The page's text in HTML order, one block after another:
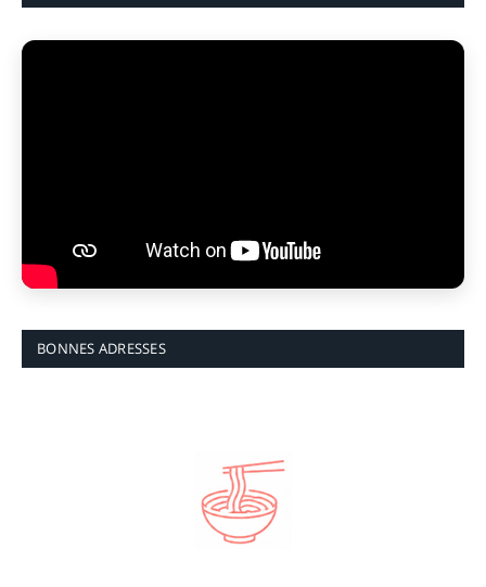
BONNES ADRESSES